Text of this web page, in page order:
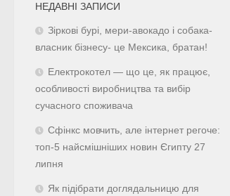
НЕДАВНІ ЗАПИСИ
Зіркові бурі, мери-авокадо і собака-
власник бізнесу- це Мексика, братан!
Електрокотел — що це, як працює,
особливості виробництва та вибір
сучасного споживача
Сфінкс мовчить, але інтернет регоче:
топ-5 найсмішніших новин Єгипту 27
липня
Як підібрати доглядальницю для